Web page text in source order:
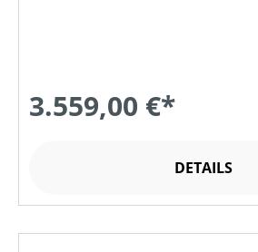
3.559,00 €*
DETAILS